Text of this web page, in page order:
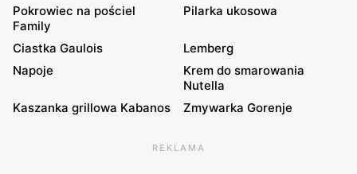
Pokrowiec na pościel
Family
Pilarka ukosowa
Ciastka Gaulois
Lemberg
Napoje
Krem do smarowania
Nutella
Kaszanka grillowa Kabanos
Zmywarka Gorenje
REKLAMA